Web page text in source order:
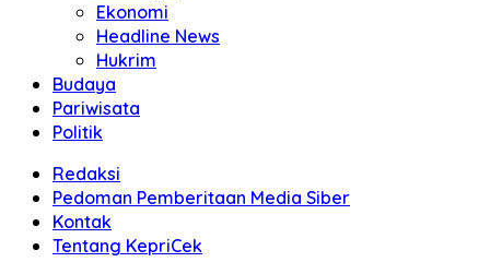
Ekonomi
Headline News
Hukrim
Budaya
Pariwisata
Politik
Redaksi
Pedoman Pemberitaan Media Siber
Kontak
Tentang KepriCek